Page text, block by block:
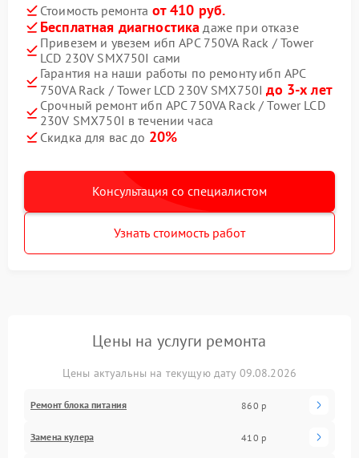
Стоимость ремонта от 410 руб.
Бесплатная диагностика даже при отказе
Привезем и увезем ибп APC 750VA Rack / Tower
LCD 230V SMX750I сами
Гарантия на наши работы по ремонту ибп APC
750VA Rack / Tower LCD 230V SMX750Iдо 3-х лет
Срочный ремонт ибп APC 750VA Rack / Tower LCD
230V SMX750I в течении часа
Скидка для вас до 20%
Консультация со специалистом
Узнать стоимость работ
Цены на услуги ремонта
Цены актуальны на текущую дату 09.08.2026
Ремонт блока питания 860 р
Замена кулера 410 р